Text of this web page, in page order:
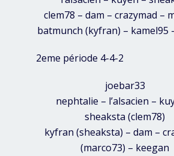
clem78 – dam – crazymad –
batmunch (kyfran) – kamel95
2eme période 4-4-2
joebar33
nephtalie – l’alsacien –
sheaksta (clem78)
kyfran (sheaksta) – dam –
(marco73) – keegan